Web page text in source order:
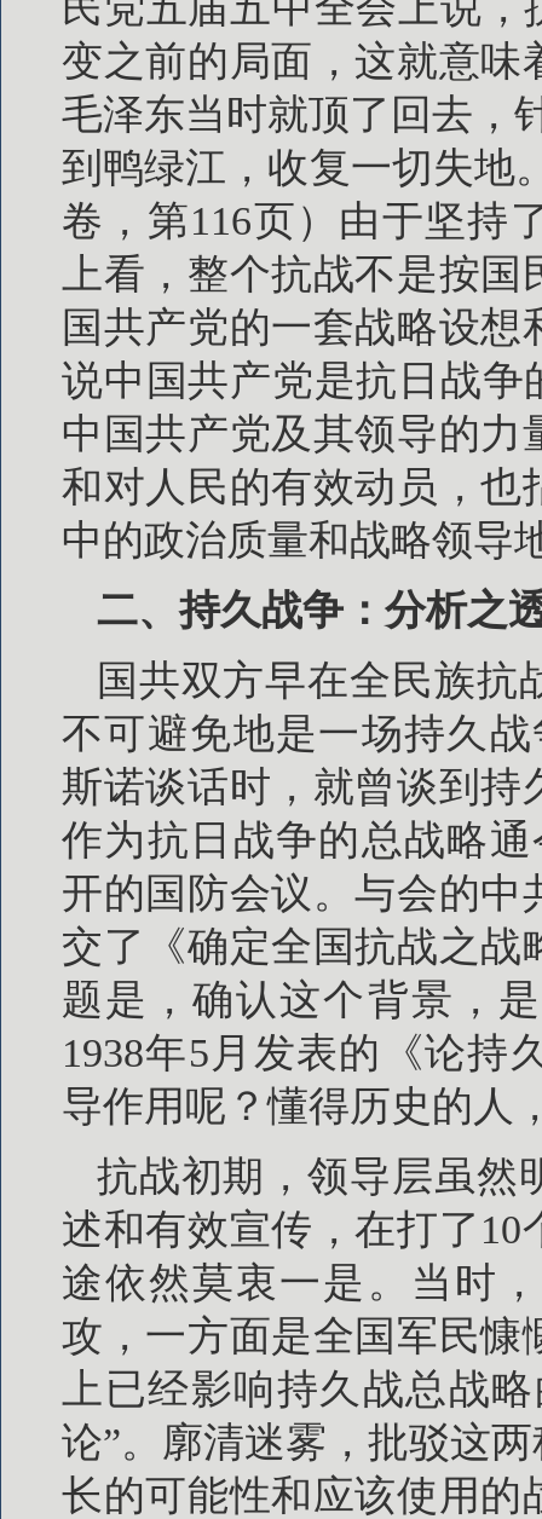
变之前的局面，这就意
毛泽东当时就顶了回去，
到鸭绿江，收复一切失地
卷，第116页）由于坚持
上看，整个抗战不是按
国共产党的一套战略设
说中国共产党是抗日战争
中国共产党及其领导的
和对人民的有效动员，也
中的政治质量和战略领导
二、持久战争：分析之
国共双方早在全民族抗
不可避免地是一场持久
斯诺谈话时，就曾谈到持
作为抗日战争的总战略
开的国防会议。与会的
交了《确定全国抗战之
题是，确认这个背景，
1938年5月发表的《论持
导作用呢？懂得历史的人
抗战初期，领导层虽然
述和有效宣传，在打了
途依然莫衷一是。当时
攻，一方面是全国军民慷
上已经影响持久战总战
论”。廓清迷雾，批驳这
长的可能性和应该使用的